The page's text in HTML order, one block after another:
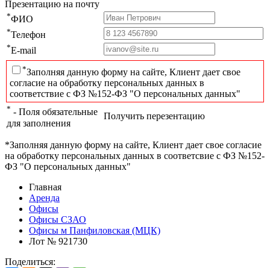
Презентацию на почту
*ФИО
*Телефон
*E-mail
*Заполняя данную форму на сайте, Клиент дает свое
согласие на обработку персональных данных в
соответствие с ФЗ №152-ФЗ "О персональных данных"
* - Поля обязательные
для заполнения
Получить перезентацию
*Заполняя данную форму на сайте, Клиент дает свое согласие
на обработку персональных данных в соответсвие с ФЗ №152-
ФЗ "О персональных данных"
Главная
Аренда
Офисы
Офисы СЗАО
Офисы м Панфиловская (МЦК)
Лот № 921730
Поделиться: